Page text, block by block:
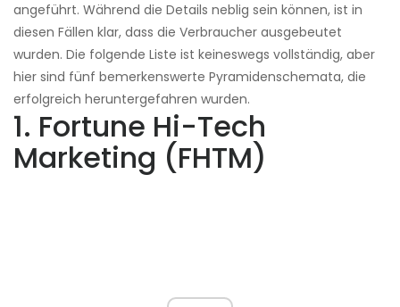
angeführt. Während die Details neblig sein können, ist in
diesen Fällen klar, dass die Verbraucher ausgebeutet
wurden. Die folgende Liste ist keineswegs vollständig, aber
hier sind fünf bemerkenswerte Pyramidenschemata, die
erfolgreich heruntergefahren wurden.
1. Fortune Hi-Tech
Marketing (FHTM)